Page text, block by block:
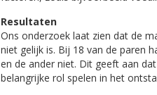
Resultaten
Ons onderzoek laat zien dat de
niet gelijk is. Bij 18 van de paren
en de ander niet. Dit geeft aan
belangrijke rol spelen in het